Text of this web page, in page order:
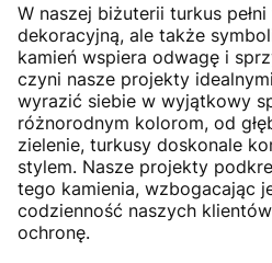
W naszej biżuterii turkus
dekoracyjną, ale także
kamień wspiera odwagę i
czyni nasze projekty
wyrazić siebie w wyjątkowy
różnorodnym kolorom, od
zielenie, turkusy doskonale
stylem. Nasze projekty
tego kamienia, wzbogacając
codzienność naszych
ochronę.